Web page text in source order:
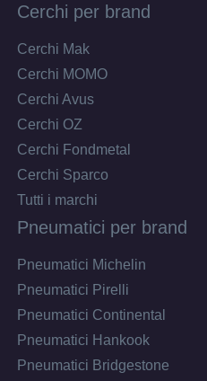
Cerchi per brand
Cerchi Mak
Cerchi MOMO
Cerchi Avus
Cerchi OZ
Cerchi Fondmetal
Cerchi Sparco
Tutti i marchi
Pneumatici per brand
Pneumatici Michelin
Pneumatici Pirelli
Pneumatici Continental
Pneumatici Hankook
Pneumatici Bridgestone